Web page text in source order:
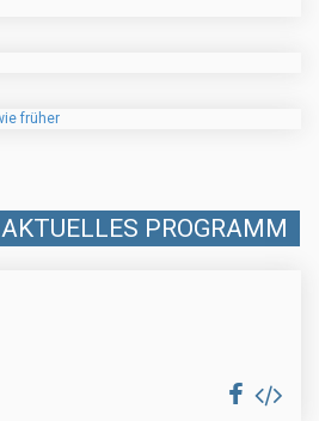
AKTUELLES PROGRAMM